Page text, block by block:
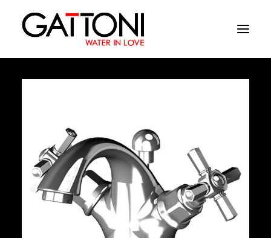
Prodotti
Finiture
Media
Dove acquistare